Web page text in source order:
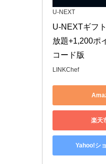
U-NEXT
U-NEXTギフ
放題+1,200ポ
コード版
LINKChef
楽天
Yahoo!シ